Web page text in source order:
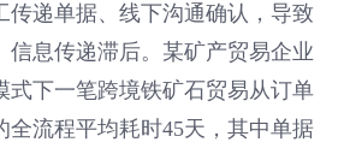
传递单据、线下沟通确认，导致
信息传递滞后。某矿产贸易企业
式下一笔跨境铁矿石贸易从订单
全流程平均耗时45天，其中单据